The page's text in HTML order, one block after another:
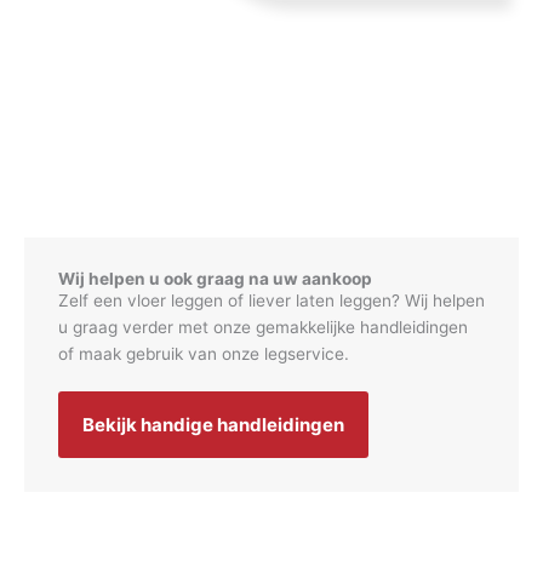
Wij helpen u ook graag na uw aankoop
Zelf een vloer leggen of liever laten leggen? Wij helpen
u graag verder met onze gemakkelijke handleidingen
of maak gebruik van onze legservice.
Bekijk handige handleidingen